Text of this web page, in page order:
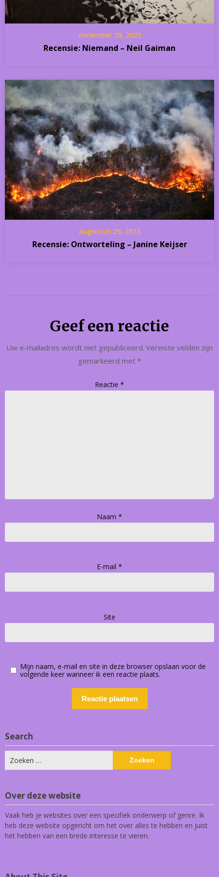
december 29, 2023
Recensie: Niemand – Neil Gaiman
augustus 29, 2023
Recensie: Ontworteling – Janine Keijser
Geef een reactie
Uw e-mailadres wordt niet gepubliceerd. Vereiste velden zijn
gemarkeerd met *
Reactie *
Naam *
E-mail *
Site
Mijn naam, e-mail en site in deze browser opslaan voor de
volgende keer wanneer ik een reactie plaats.
Search
naar:
Over deze website
Vaak heb je websites over een specifiek onderwerp of genre. Ik
heb deze website opgericht om het over alles te hebben en juist
het hebben van een brede interesse te vieren.